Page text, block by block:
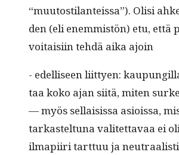
“muu­tos­ti­lanteis­sa”). Olisi
den (eli enem­mistön) etu, että
voitaisi­in tehdä aika ajoin
- edel­liseen liit­tyen:
taa koko ajan siitä, miten
— myös sel­l­ai­sis­sa asiois­sa,
tarkastel­tuna valitet­tavaa ei
ilmapi­iri tart­tuu ja